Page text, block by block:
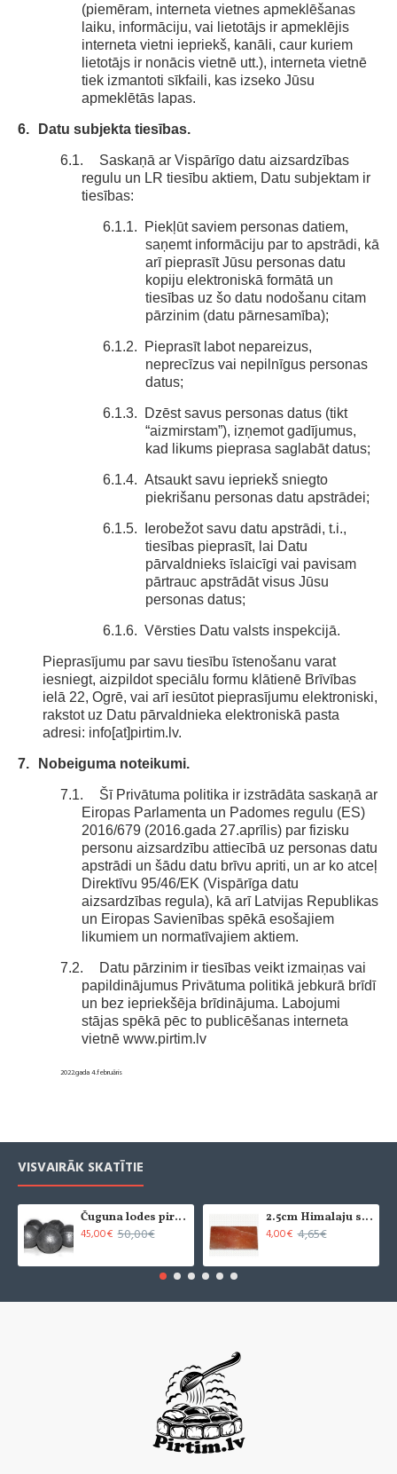
(piemēram, interneta vietnes apmeklēšanas
laiku, informāciju, vai lietotājs ir apmeklējis
interneta vietni iepriekš, kanāli, caur kuriem
lietotājs ir nonācis vietnē utt.), interneta vietnē
tiek izmantoti sīkfaili, kas izseko Jūsu
apmeklētās lapas.
6. Datu subjekta tiesības.
6.1.
Saskaņā ar Vispārīgo datu aizsardzības
regulu un LR tiesību aktiem, Datu subjektam ir
tiesības:
6.1.1.
Piekļūt saviem personas datiem,
saņemt informāciju par to apstrādi, kā
arī pieprasīt Jūsu personas datu
kopiju elektroniskā formātā un
tiesības uz šo datu nodošanu citam
pārzinim (datu pārnesamība);
6.1.2.
Pieprasīt labot nepareizus,
neprecīzus vai nepilnīgus personas
datus;
6.1.3.
Dzēst savus personas datus (tikt
“aizmirstam”), izņemot gadījumus,
kad likums pieprasa saglabāt datus;
6.1.4. Atsaukt savu iepriekš sniegto
piekrišanu personas datu apstrādei;
6.1.5.
Ierobežot savu datu apstrādi, t.i.,
tiesības pieprasīt, lai Datu
pārvaldnieks īslaicīgi vai pavisam
pārtrauc apstrādāt visus Jūsu
personas datus;
6.1.6. Vērsties Datu valsts inspekcijā.
Pieprasījumu par savu tiesību īstenošanu varat
iesniegt, aizpildot speciālu formu klātienē Brīvības
ielā 22, Ogrē, vai arī iesūtot pieprasījumu elektroniski,
rakstot uz Datu pārvaldnieka elektroniskā pasta
adresi: info[at]pirtim.lv.
7. Nobeiguma noteikumi.
7.1.
Šī Privātuma politika ir izstrādāta saskaņā ar
Eiropas Parlamenta un Padomes regulu (ES)
2016/679 (2016.gada 27.aprīlis) par fizisku
personu aizsardzību attiecībā uz personas datu
apstrādi un šādu datu brīvu apriti, un ar ko atceļ
Direktīvu 95/46/EK (Vispārīga datu
aizsardzības regula), kā arī Latvijas Republikas
un Eiropas Savienības spēkā esošajiem
likumiem un normatīvajiem aktiem.
7.2.
Datu pārzinim ir tiesības veikt izmaiņas vai
papildinājumus Privātuma politikā jebkurā brīdī
un bez iepriekšēja brīdinājuma. Labojumi
stājas spēkā pēc to publicēšanas interneta
vietnē www.pirtim.lv
2022.gada 4.februāris
VISVAIRĀK SKATĪTIE
Čuguna lodes pirts krāsnīm (6 gab.)
45,00€ 50,00€
2.5cm Himalaju sāls flīze - slīpēta (x1)
4,00€ 4,65€